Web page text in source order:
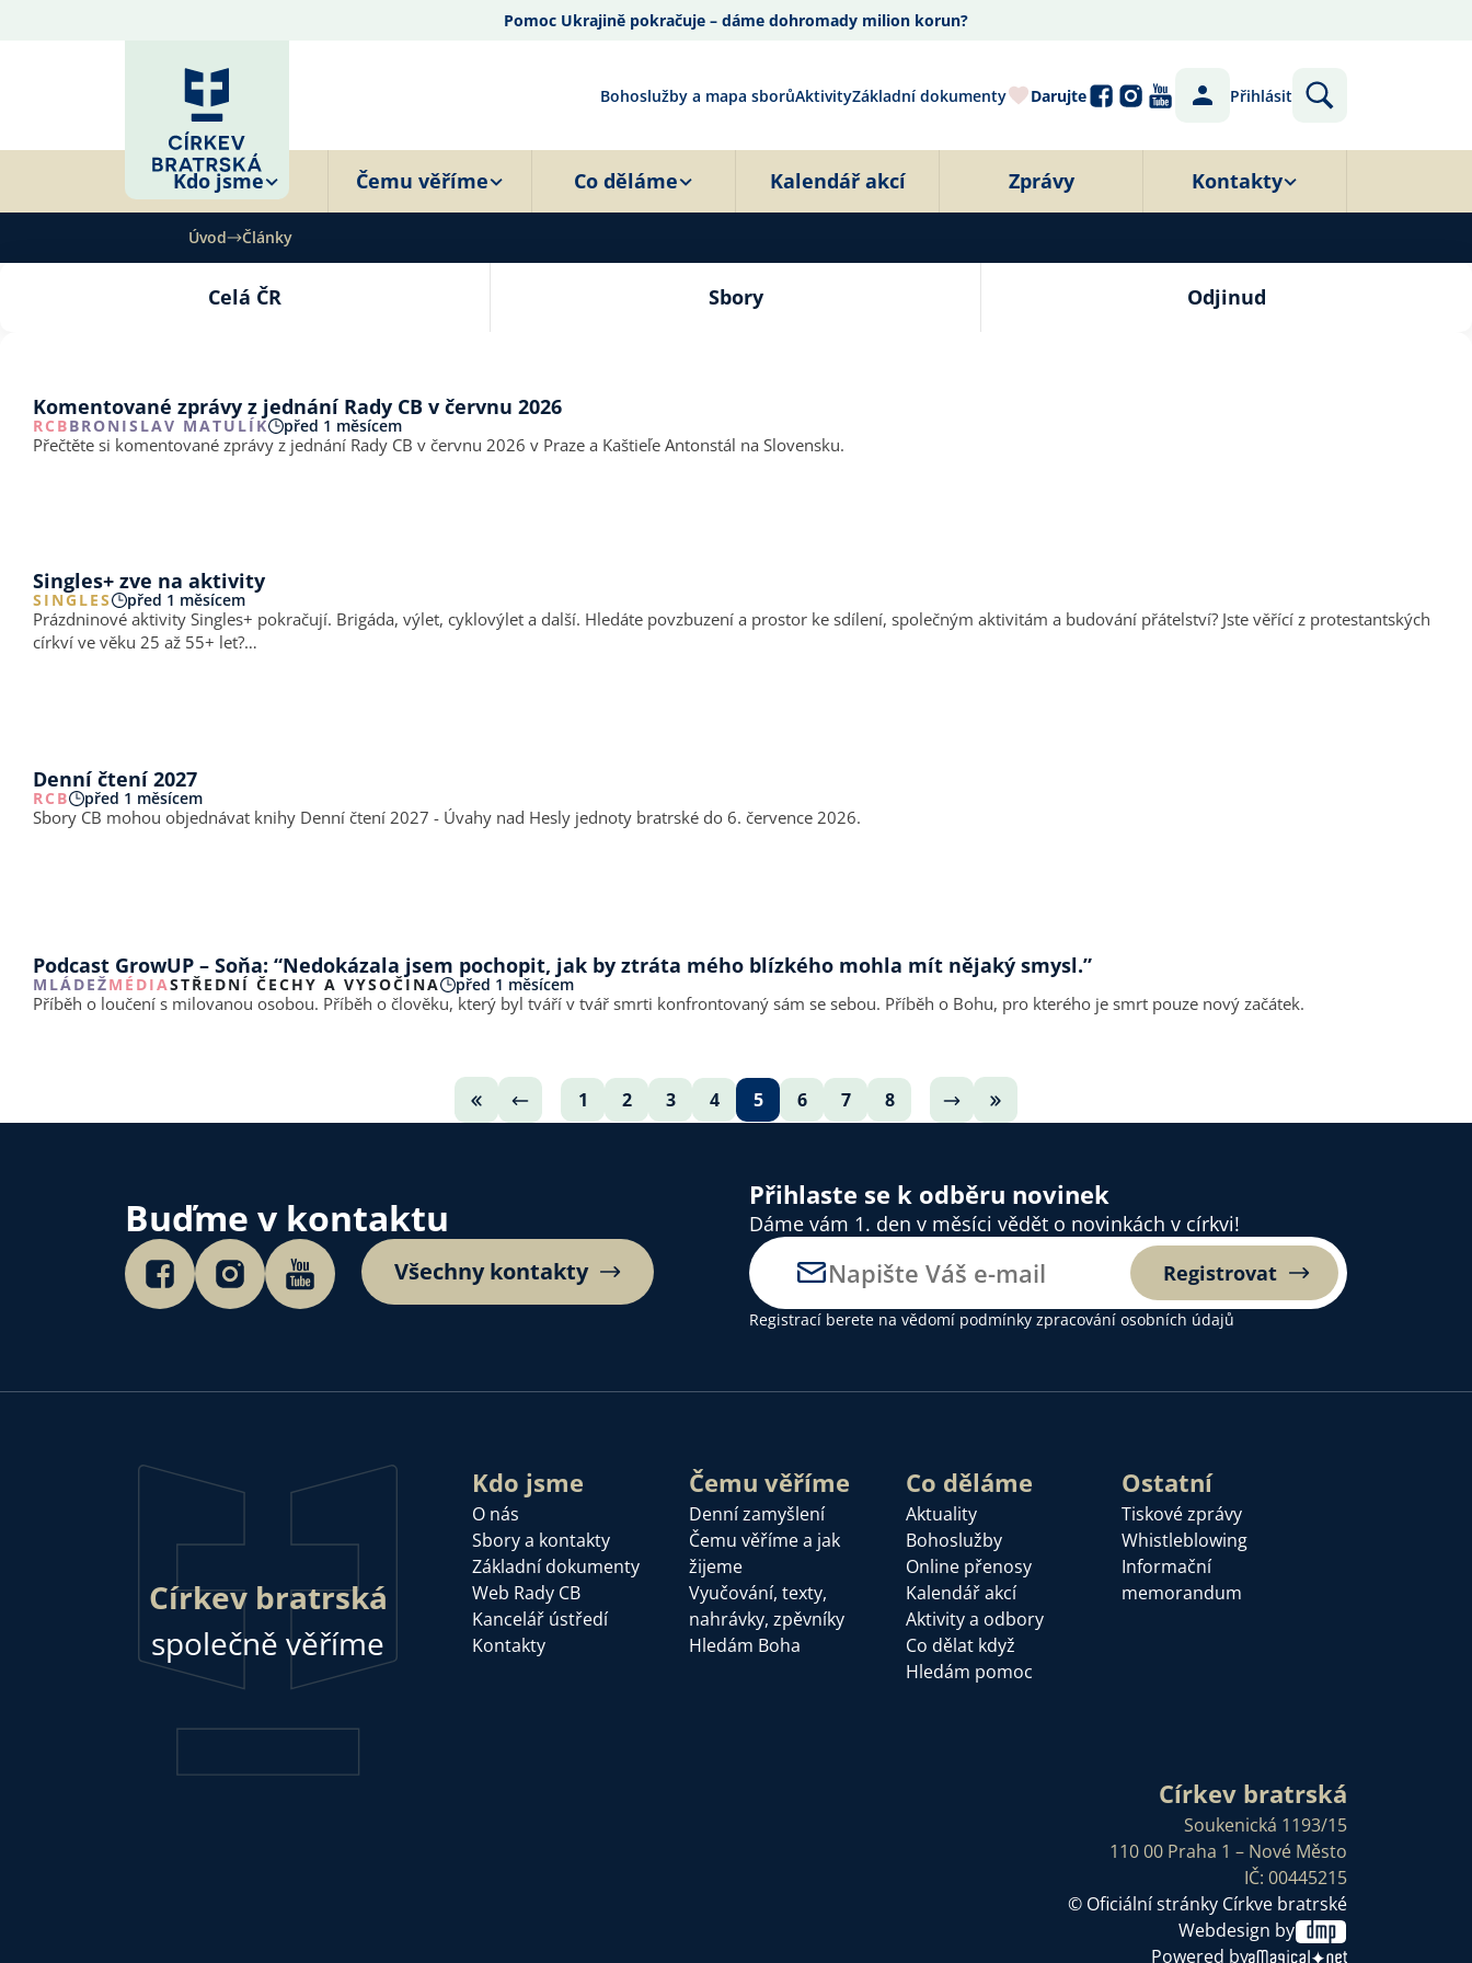
Pomoc Ukrajině pokračuje – dáme dohromady milion korun?
Bohoslužby a mapa sborůAktivityZákladní dokumenty Darujte Přihlásit
Kdo jsme Čemu věříme Co děláme Kalendář akcí Zprávy Kontakty
Úvod Články
Celá ČR Sbory Odjinud
Komentované zprávy z jednání Rady CB v červnu 2026
RCBBRONISLAV MATULÍK před 1 měsícem
Přečtěte si komentované zprávy z jednání Rady CB v červnu 2026 v Praze a Kaštieľe Antonstál na Slovensku.
Singles+ zve na aktivity
SINGLES před 1 měsícem
Prázdninové aktivity Singles+ pokračují. Brigáda, výlet, cyklovýlet a další. Hledáte povzbuzení a prostor ke sdílení, společným aktivitám a budování přátelství? Jste věřící z protestantských
církví ve věku 25 až 55+ let?…
Denní čtení 2027
RCB před 1 měsícem
Sbory CB mohou objednávat knihy Denní čtení 2027 - Úvahy nad Hesly jednoty bratrské do 6. července 2026.
Podcast GrowUP – Soňa: “Nedokázala jsem pochopit, jak by ztráta mého blízkého mohla mít nějaký smysl.”
MLÁDEŽMÉDIASTŘEDNÍ ČECHY A VYSOČINA před 1 měsícem
Příběh o loučení s milovanou osobou. Příběh o člověku, který byl tváří v tvář smrti konfrontovaný sám se sebou. Příběh o Bohu, pro kterého je smrt pouze nový začátek.
1 2 3 4 5 6 7 8
Buďme v kontaktu
Všechny kontakty
Přihlaste se k odběru novinek
Dáme vám 1. den v měsíci vědět o novinkách v církvi!
Registrovat
Registrací berete na vědomí podmínky zpracování osobních údajů
Církev bratrská
společně věříme
Kdo jsme
O nás
Sbory a kontakty
Základní dokumenty
Web Rady CB
Kancelář ústředí
Kontakty
Čemu věříme
Denní zamyšlení
Čemu věříme a jak
žijeme
Vyučování, texty,
nahrávky, zpěvníky
Hledám Boha
Co děláme
Aktuality
Bohoslužby
Online přenosy
Kalendář akcí
Aktivity a odbory
Co dělat když
Hledám pomoc
Ostatní
Tiskové zprávy
Whistleblowing
Informační
memorandum
Církev bratrská
Soukenická 1193/15
110 00 Praha 1 – Nové Město
IČ: 00445215
© Oficiální stránky Církve bratrské
Webdesign by
Powered by